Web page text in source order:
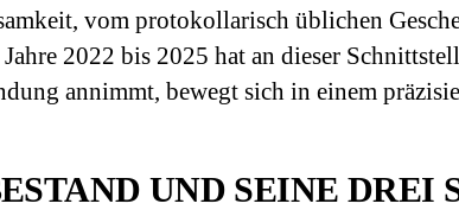
vom protokollarisch üblichen
2022 bis 2025 hat an dieser
annimmt, bewegt sich in einem
UND SEINE DREI